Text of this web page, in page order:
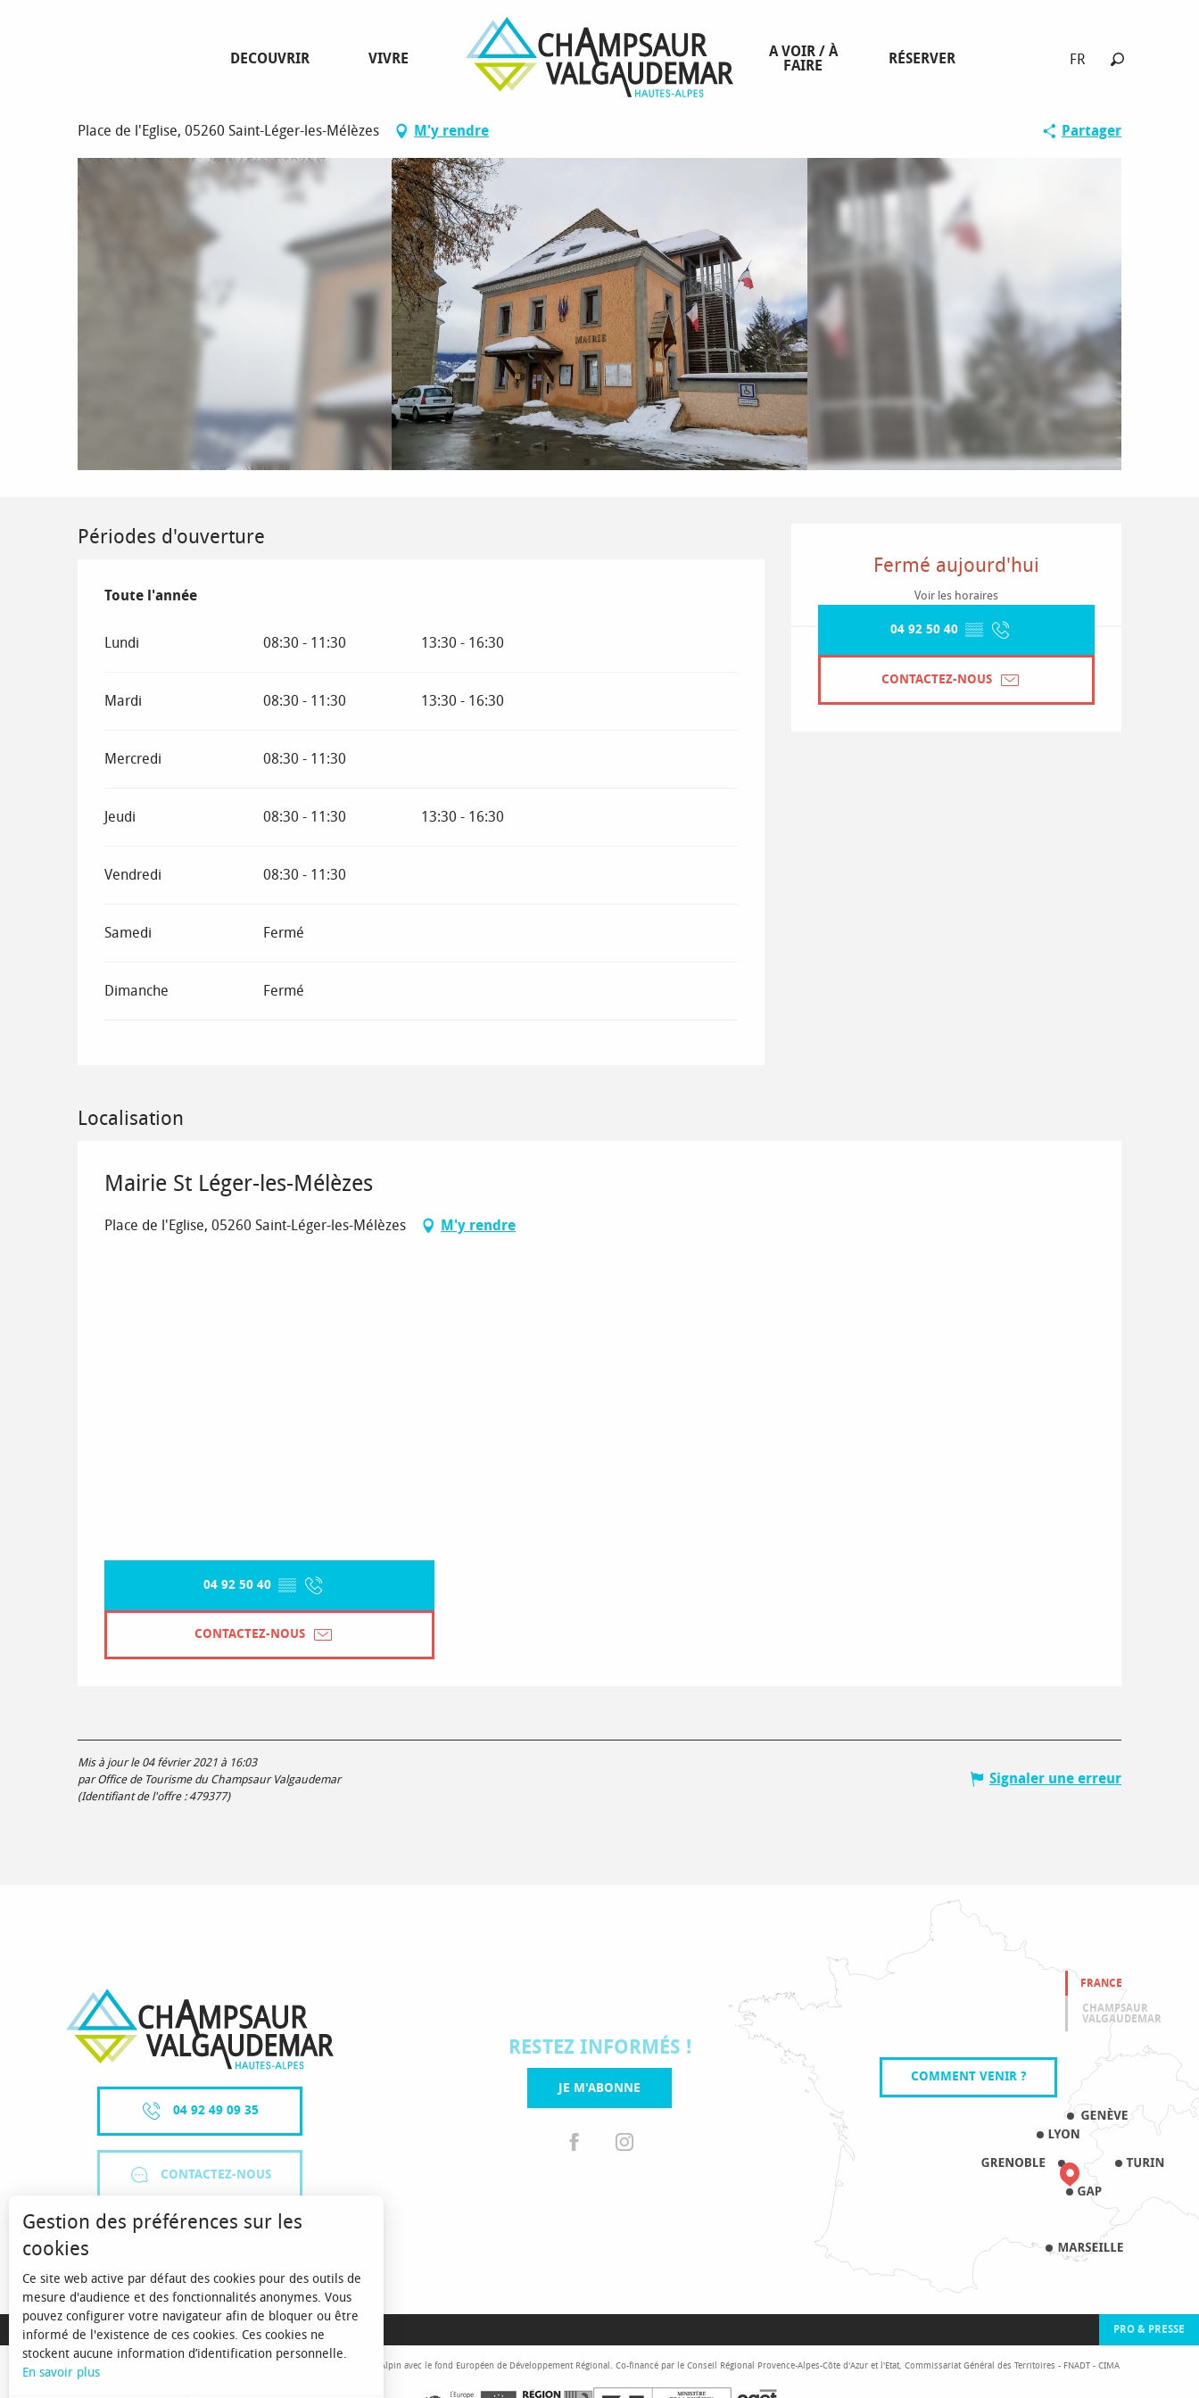
FR
DECOUVRIR VIVRE
A VOIR / À
FAIRE
RÉSERVER
Place de l'Eglise, 05260 Saint-Léger-les-Mélèzes M'y rendre Partager
Fermé aujourd'hui
Voir les horaires
04 92 50 40 ▒▒
CONTACTEZ-NOUS
Périodes d'ouverture
Toute l'année
Toute l'année
Lundi 08:30 - 11:30 13:30 - 16:30
Mardi 08:30 - 11:30 13:30 - 16:30
Mercredi 08:30 - 11:30
Jeudi 08:30 - 11:30 13:30 - 16:30
Vendredi 08:30 - 11:30
Samedi Fermé
Dimanche Fermé
Localisation
Mairie St Léger-les-Mélèzes
Place de l'Eglise, 05260 Saint-Léger-les-Mélèzes M'y rendre
04 92 50 40 ▒▒
CONTACTEZ-NOUS
Mis à jour le 04 février 2021 à 16:03
par Office de Tourisme du Champsaur Valgaudemar
(Identifiant de l'offre :479377)
Signaler une erreur
04 92 49 09 35
CONTACTEZ-NOUS
RESTEZ INFORMÉS !
JE M'ABONNE
FRANCE
CHAMPSAUR
VALGAUDEMAR
COMMENT VENIR ?
MENTIONS LÉGALES PRO & PRESSE
Avec le concours de l'Union Européenne. L'Europe s'engage sur le Massif Alpin avec le fond Européen de Développement Régional. Co-financé par le Conseil Régional Provence-Alpes-Côte d'Azur et l'Etat, Commissariat Général des Territoires - FNADT - CIMA
Gestion des préférences sur les
cookies
Ce site web active par défaut des cookies pour des outils de
mesure d'audience et des fonctionnalités anonymes. Vous
pouvez configurer votre navigateur afin de bloquer ou être
informé de l'existence de ces cookies. Ces cookies ne
stockent aucune information d’identification personnelle.
En savoir plus